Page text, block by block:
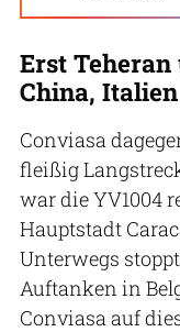
Erst
China,
Conviasa
fleißig
war die YV1004
Hauptstadt
Unterwegs
Auftanken in
Conviasa auf